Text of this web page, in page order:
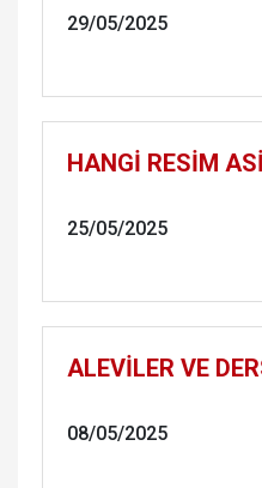
29/05/2025
HANGİ RESİM
25/05/2025
ALEVİLER VE
08/05/2025